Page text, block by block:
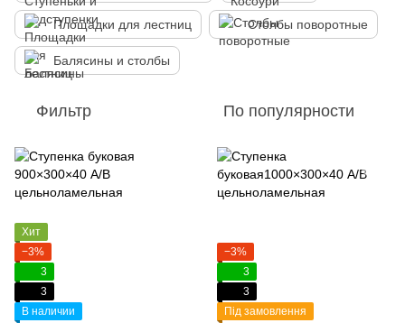
Площадки для лестниц Столбы поворотные
Балясины и столбы
Фильтр По популярности
Хит
−3%
3
3
В наличии
−3%
3
3
Під замовлення